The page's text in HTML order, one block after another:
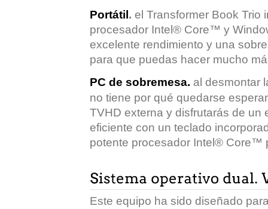
Portátil . el Transformer Book Trio
procesador Intel® Core™ y
excelente rendimiento y una
para que puedas hacer mucho
PC de sobremesa. al desmontar
no tiene por qué quedarse
TVHD externa y disfrutarás de un
eficiente con un teclado
potente procesador Intel® Core™
Este equipo ha sido diseñado